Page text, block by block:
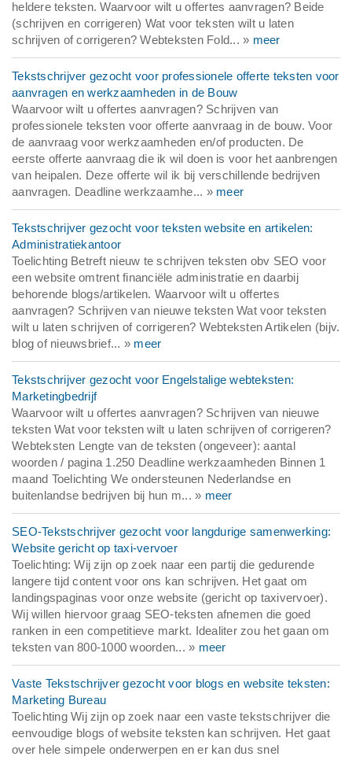
heldere teksten. Waarvoor wilt u offertes aanvragen? Beide
(schrijven en corrigeren) Wat voor teksten wilt u laten
schrijven of corrigeren? Webteksten Fold... » meer
Tekstschrijver gezocht voor professionele offerte teksten voor
aanvragen en werkzaamheden in de Bouw
Waarvoor wilt u offertes aanvragen? Schrijven van
professionele teksten voor offerte aanvraag in de bouw. Voor
de aanvraag voor werkzaamheden en/of producten. De
eerste offerte aanvraag die ik wil doen is voor het aanbrengen
van heipalen. Deze offerte wil ik bij verschillende bedrijven
aanvragen. Deadline werkzaamhe... » meer
Tekstschrijver gezocht voor teksten website en artikelen:
Administratiekantoor
Toelichting Betreft nieuw te schrijven teksten obv SEO voor
een website omtrent financiële administratie en daarbij
behorende blogs/artikelen. Waarvoor wilt u offertes
aanvragen? Schrijven van nieuwe teksten Wat voor teksten
wilt u laten schrijven of corrigeren? Webteksten Artikelen (bijv.
blog of nieuwsbrief... » meer
Tekstschrijver gezocht voor Engelstalige webteksten:
Marketingbedrijf
Waarvoor wilt u offertes aanvragen? Schrijven van nieuwe
teksten Wat voor teksten wilt u laten schrijven of corrigeren?
Webteksten Lengte van de teksten (ongeveer): aantal
woorden / pagina 1.250 Deadline werkzaamheden Binnen 1
maand Toelichting We ondersteunen Nederlandse en
buitenlandse bedrijven bij hun m... » meer
SEO-Tekstschrijver gezocht voor langdurige samenwerking:
Website gericht op taxi-vervoer
Toelichting: Wij zijn op zoek naar een partij die gedurende
langere tijd content voor ons kan schrijven. Het gaat om
landingspaginas voor onze website (gericht op taxivervoer).
Wij willen hiervoor graag SEO-teksten afnemen die goed
ranken in een competitieve markt. Idealiter zou het gaan om
teksten van 800-1000 woorden... » meer
Vaste Tekstschrijver gezocht voor blogs en website teksten:
Marketing Bureau
Toelichting Wij zijn op zoek naar een vaste tekstschrijver die
eenvoudige blogs of website teksten kan schrijven. Het gaat
over hele simpele onderwerpen en er kan dus snel